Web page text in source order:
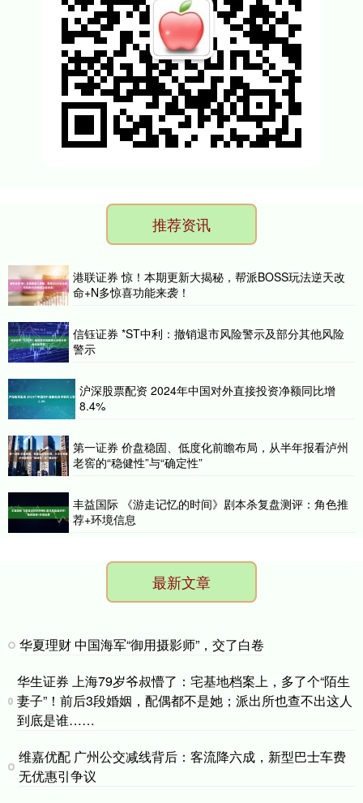
推荐资讯
港联证券 惊！本期更新大揭秘，帮派BOSS玩法逆天改
命+N多惊喜功能来袭！
信钰证券 *ST中利：撤销退市风险警示及部分其他风险
警示
沪深股票配资 2024年中国对外直接投资净额同比增
8.4%
第一证券 价盘稳固、低度化前瞻布局，从半年报看泸州
老窖的“稳健性”与“确定性”
丰益国际 《游走记忆的时间》剧本杀复盘测评：角色推
荐+环境信息
最新文章
华夏理财 中国海军“御用摄影师”，交了白卷
华生证券 上海79岁爷叔懵了：宅基地档案上，多了个“陌生
妻子”！前后3段婚姻，配偶都不是她；派出所也查不出这人
到底是谁……
维嘉优配 广州公交减线背后：客流降六成，新型巴士车费
无优惠引争议